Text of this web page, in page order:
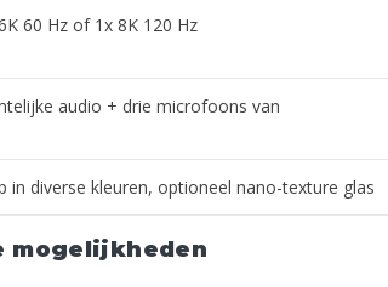
60 Hz of 1x 8K 120 Hz
audio + drie microfoons van
in diverse kleuren, optioneel nano-texture glas
mogelijkheden